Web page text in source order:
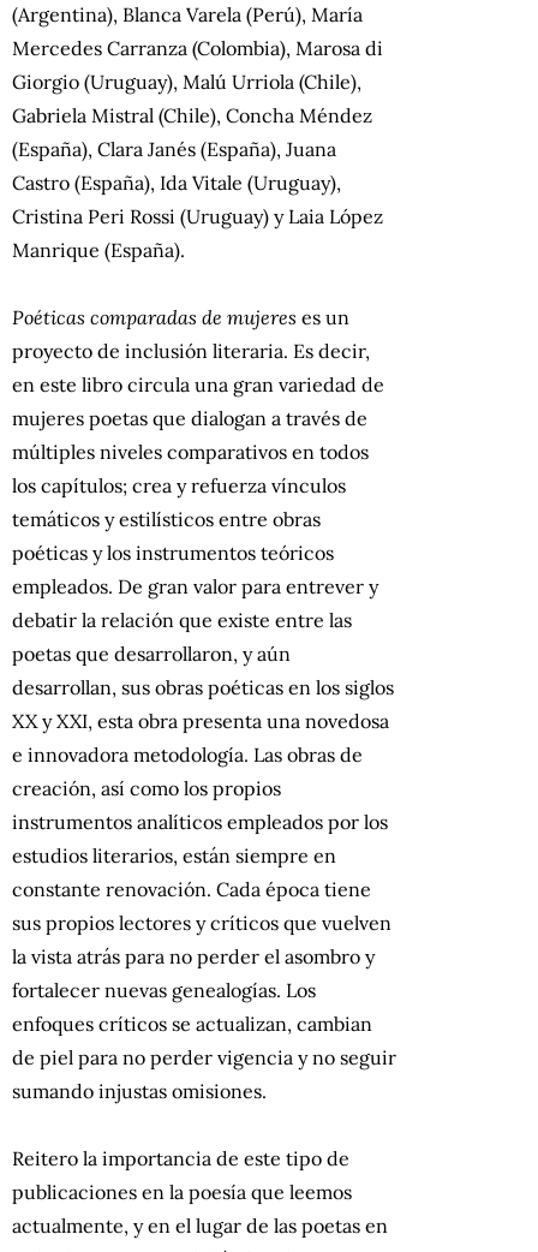
(Argentina), Blanca Varela (Perú), María
Mercedes Carranza (Colombia), Marosa di
Giorgio (Uruguay), Malú Urriola (Chile),
Gabriela Mistral (Chile), Concha Méndez
(España), Clara Janés (España), Juana
Castro (España), Ida Vitale (Uruguay),
Cristina Peri Rossi (Uruguay) y Laia López
Manrique (España).
Poéticas comparadas de mujeres es un
proyecto de inclusión literaria. Es decir,
en este libro circula una gran variedad de
mujeres poetas que dialogan a través de
múltiples niveles comparativos en todos
los capítulos; crea y refuerza vínculos
temáticos y estilísticos entre obras
poéticas y los instrumentos teóricos
empleados. De gran valor para entrever y
debatir la relación que existe entre las
poetas que desarrollaron, y aún
desarrollan, sus obras poéticas en los siglos
XX y XXI, esta obra presenta una novedosa
e innovadora metodología. Las obras de
creación, así como los propios
instrumentos analíticos empleados por los
estudios literarios, están siempre en
constante renovación. Cada época tiene
sus propios lectores y críticos que vuelven
la vista atrás para no perder el asombro y
fortalecer nuevas genealogías. Los
enfoques críticos se actualizan, cambian
de piel para no perder vigencia y no seguir
sumando injustas omisiones.
Reitero la importancia de este tipo de
publicaciones en la poesía que leemos
actualmente, y en el lugar de las poetas en